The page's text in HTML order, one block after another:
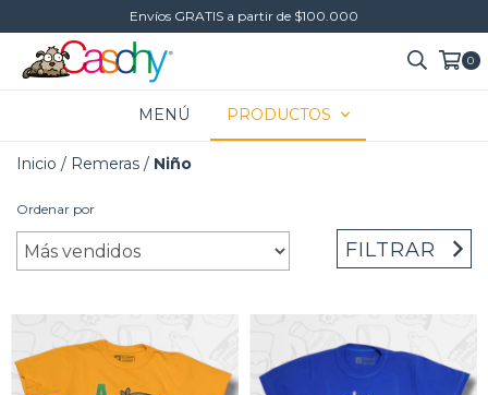
Envíos GRATIS a partir de $100.000
0
MENÚ PRODUCTOS
Inicio / Remeras / Niño
Ordenar por
FILTRAR